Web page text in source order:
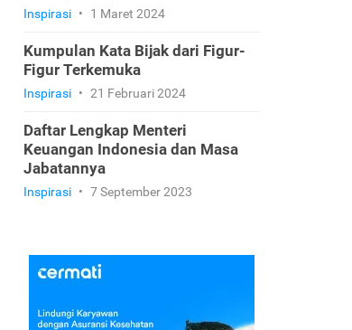
Inspirasi • 1 Maret 2024
Kumpulan Kata Bijak dari Figur-
Figur Terkemuka
Inspirasi • 21 Februari 2024
Daftar Lengkap Menteri
Keuangan Indonesia dan Masa
Jabatannya
Inspirasi • 7 September 2023